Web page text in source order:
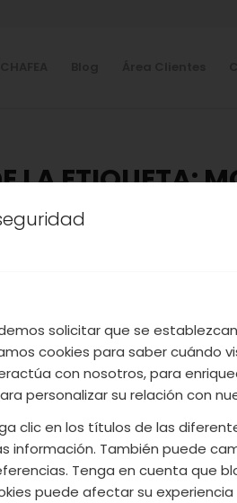
solicitar que se
cookies para saber cuándo
con nosotros, para
personalizar su relación con
clic en los títulos de las
información. También puede
Tenga en cuenta que
puede afectar su experiencia
LA ETIQUETA:
PRODUCTOS
en el Valle del jerte,
que dejéis a vuestros
nos enseña la receta de
, perfecto para